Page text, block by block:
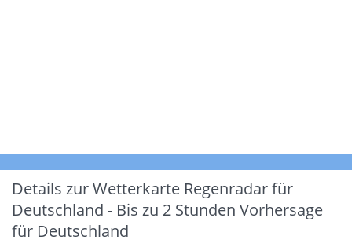
Details zur Wetterkarte Regenradar für
Deutschland - Bis zu 2 Stunden Vorhersage
für Deutschland